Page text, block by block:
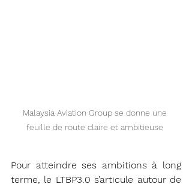
Malaysia Aviation Group se donne une
feuille de route claire et ambitieuse
Pour atteindre ses ambitions à long
terme, le LTBP3.0 s’articule autour de